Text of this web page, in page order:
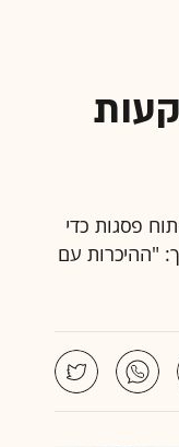
פסגות כדי
"ההיכרות עם